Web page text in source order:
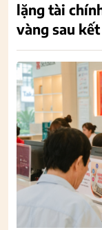
lặng tài
vàng sau